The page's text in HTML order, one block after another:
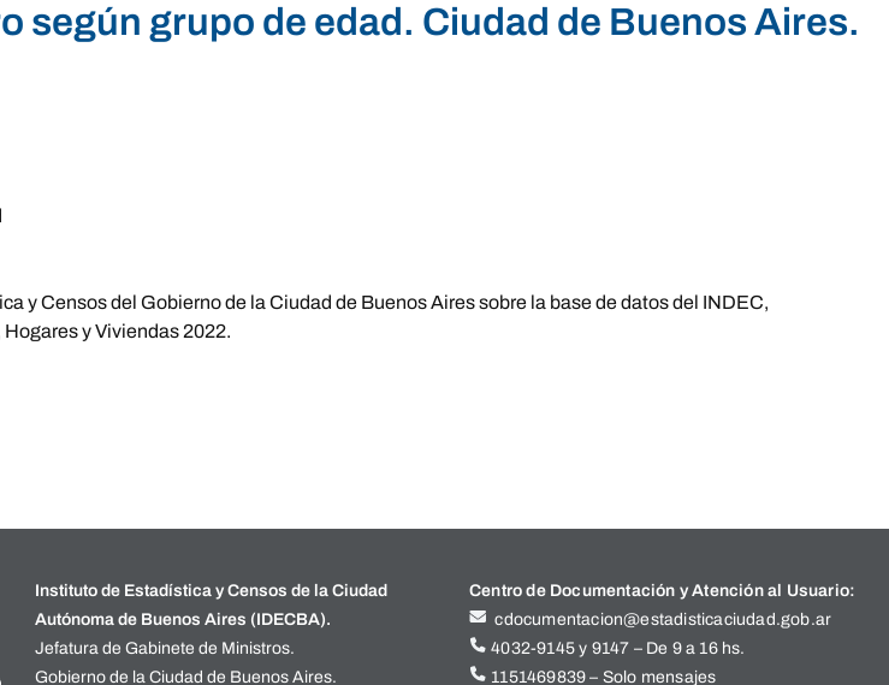
según grupo de edad. Ciudad de Buenos Aires.
y Censos del Gobierno de la Ciudad de Buenos Aires sobre la base de datos del INDEC,
y Viviendas 2022.
Instituto de Estadística y Censos de la Ciudad
Autónoma de Buenos Aires (IDECBA).
Jefatura de Gabinete de Ministros.
Gobierno de la Ciudad de Buenos Aires.
Centro de Documentación y Atención al Usuario:
cdocumentacion@estadisticaciudad.gob.ar
4032-9145 y 9147 – De 9 a 16 hs.
1151469839 – Solo mensajes